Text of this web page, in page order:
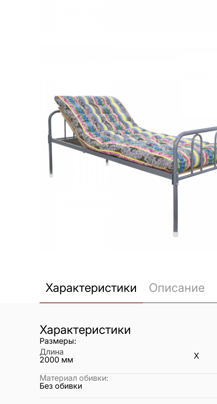
Характеристики Описание
Характеристики
Размеры:
Длина
2000 мм X
Материал обивки:
Без обивки